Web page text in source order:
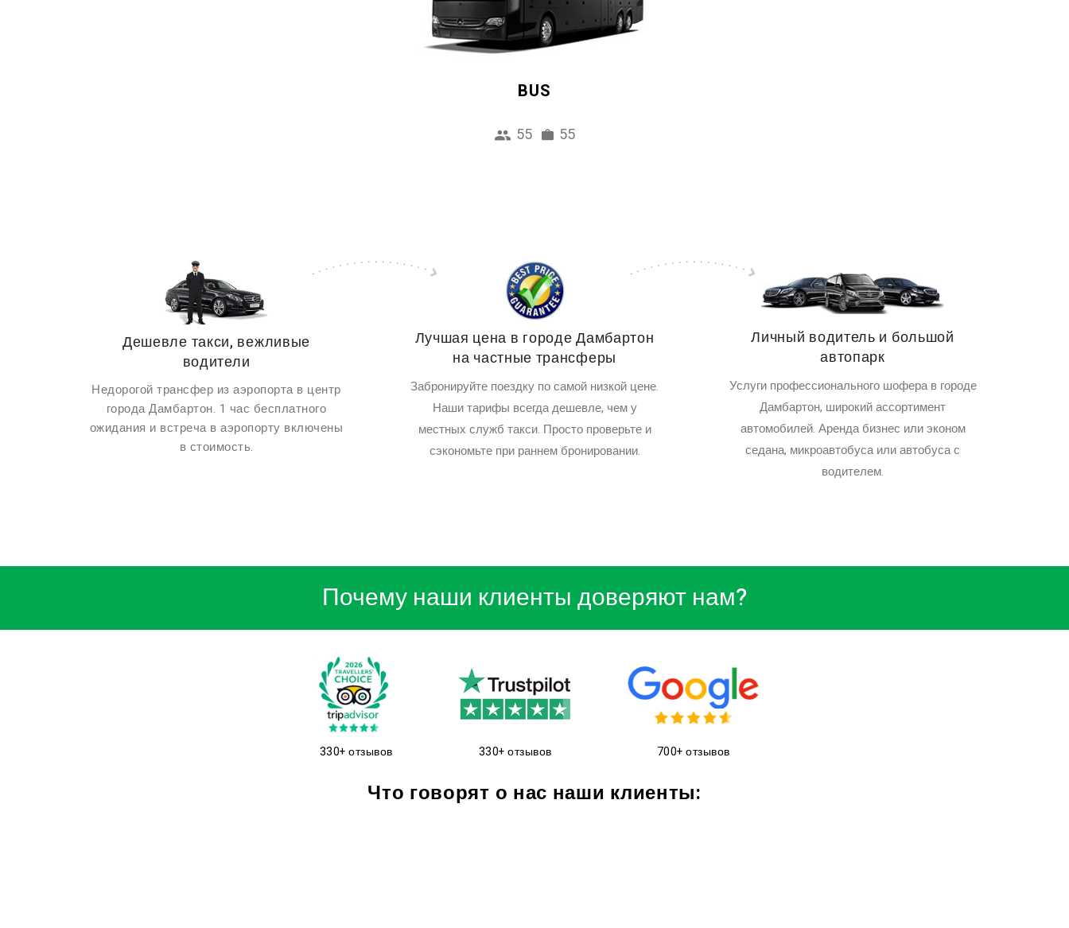
BUS
55 55
Дешевле такси, вежливые
водители
Недорогой трансфер из аэропорта в центр
города Дамбартон. 1 час бесплатного
ожидания и встреча в аэропорту включены
в стоимость.
Лучшая цена в городе Дамбартон
на частные трансферы
Забронируйте поездку по самой низкой цене.
Наши тарифы всегда дешевле, чем у
местных служб такси. Просто проверьте и
сэкономьте при раннем бронировании.
Личный водитель и большой
автопарк
Услуги профессионального шофера в городе
Дамбартон, широкий ассортимент
автомобилей. Аренда бизнес или эконом
седана, микроавтобуса или автобуса с
водителем.
Почему наши клиенты доверяют нам?
330+ отзывов 330+ отзывов 700+ отзывов
Что говорят о нас наши клиенты: